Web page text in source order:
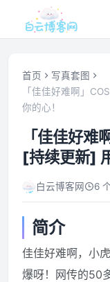
首页
网站源码
软件仓库
主题插件
技术分享
首页
写真套图
「佳佳好难啊」
你的心！
「佳佳好
[持续更新]
白云博客网 6
简介
佳佳好难啊，小
爆呀！网传的50